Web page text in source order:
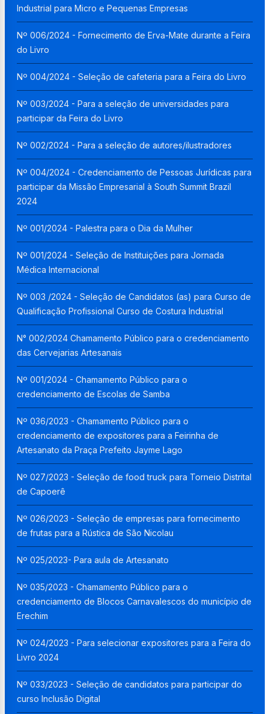
Industrial para Micro e Pequenas Empresas
Nº 006/2024 - Fornecimento de Erva-Mate durante a Feira
do Livro
Nº 004/2024 - Seleção de cafeteria para a Feira do Livro
Nº 003/2024 - Para a seleção de universidades para
participar da Feira do Livro
Nº 002/2024 - Para a seleção de autores/ilustradores
Nº 004/2024 - Credenciamento de Pessoas Jurídicas para
participar da Missão Empresarial à South Summit Brazil
2024
Nº 001/2024 - Palestra para o Dia da Mulher
Nº 001/2024 - Seleção de Instituições para Jornada
Médica Internacional
Nº 003 /2024 - Seleção de Candidatos (as) para Curso de
Qualificação Profissional Curso de Costura Industrial
N° 002/2024 Chamamento Público para o credenciamento
das Cervejarias Artesanais
Nº 001/2024 - Chamamento Público para o
credenciamento de Escolas de Samba
Nº 036/2023 - Chamamento Público para o
credenciamento de expositores para a Feirinha de
Artesanato da Praça Prefeito Jayme Lago
Nº 027/2023 - Seleção de food truck para Torneio Distrital
de Capoerê
Nº 026/2023 - Seleção de empresas para fornecimento
de frutas para a Rústica de São Nicolau
Nº 025/2023- Para aula de Artesanato
Nº 035/2023 - Chamamento Público para o
credenciamento de Blocos Carnavalescos do município de
Erechim
Nº 024/2023 - Para selecionar expositores para a Feira do
Livro 2024
Nº 033/2023 - Seleção de candidatos para participar do
curso Inclusão Digital